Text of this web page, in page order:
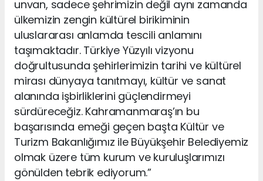
unvan, sadece şehrimizin değil aynı zamanda
ülkemizin zengin kültürel birikiminin
uluslararası anlamda tescili anlamını
taşımaktadır. Türkiye Yüzyılı vizyonu
doğrultusunda şehirlerimizin tarihi ve kültürel
mirası dünyaya tanıtmayı, kültür ve sanat
alanında işbirliklerini güçlendirmeyi
sürdüreceğiz. Kahramanmaraş’ın bu
başarısında emeği geçen başta Kültür ve
Turizm Bakanlığımız ile Büyükşehir Belediyemiz
olmak üzere tüm kurum ve kuruluşlarımızı
gönülden tebrik ediyorum.”